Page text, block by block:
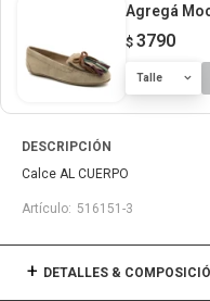
Agregá
$ 3790
Talle
DESCRIPCIÓN
Calce AL CUERPO
516151-3
DETALLES &